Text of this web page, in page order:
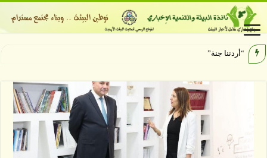
“أردننا جنة” يعزز الإقبال على الس